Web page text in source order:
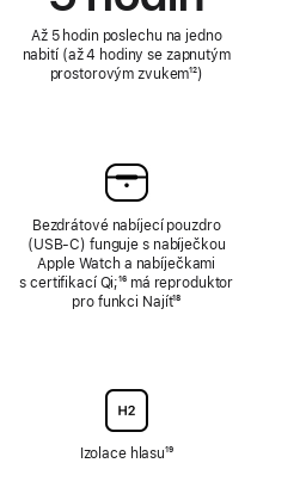
Až 5 hodin poslechu na jedno
nabití (až 4 hodiny se zapnutým
prostorovým zvukemPoznámka
¹²)
Bezdrátové nabíjecí pouzdro
(USB‑C) funguje s nabíječkou
Apple Watch a nabíječkami
s certifikací Qi;Poznámka
¹⁶ má reproduktor
pro funkci NajítPoznámka
¹⁸
Izolace hlasuPoznámka
¹⁹